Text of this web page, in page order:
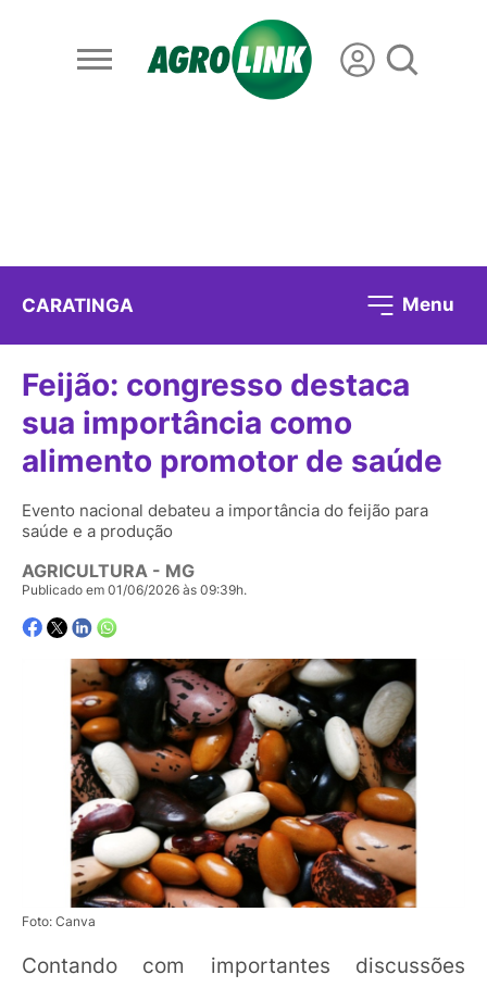
CARATINGA Menu
Feijão: congresso destaca
sua importância como
alimento promotor de saúde
Evento nacional debateu a importância do feijão para
saúde e a produção
AGRICULTURA - MG
Publicado em 01/06/2026 às 09:39h.
Foto: Canva
Contando com importantes discussões